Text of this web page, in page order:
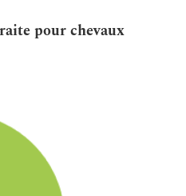
pour chevaux